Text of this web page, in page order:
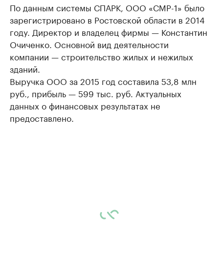
По данным системы СПАРК, ООО «СМР-1» было
зарегистрировано в Ростовской области в 2014
году. Директор и владелец фирмы — Константин
Очиченко. Основной вид деятельности
компании — строительство жилых и нежилых
зданий.
Выручка ООО за 2015 год составила 53,8 млн
руб., прибыль — 599 тыс. руб. Актуальных
данных о финансовых результатах не
предоставлено.